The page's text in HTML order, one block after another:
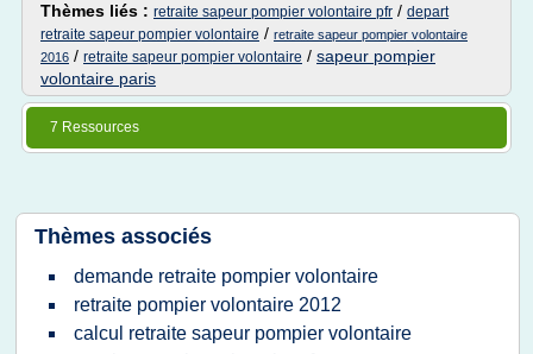
Thèmes liés : retraite sapeur pompier volontaire pfr / depart
retraite sapeur pompier volontaire / retraite sapeur pompier volontaire
2016 / retraite sapeur pompier volontaire / sapeur pompier
volontaire paris
7 Ressources
Thèmes associés
demande retraite pompier volontaire
retraite pompier volontaire 2012
calcul retraite sapeur pompier volontaire